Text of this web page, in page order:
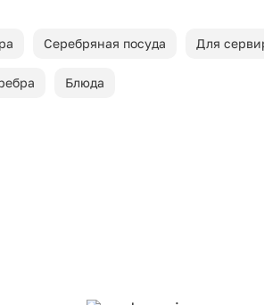
Серебряная посуда Для
Блюда